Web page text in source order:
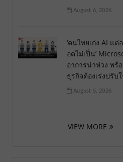
August 6, 2026
‘คนไทยเก่ง AI แต่
อดไม่เป็น’
อาการน่าห่วง พร้
ธุรกิจต้องเร่งปรับ
August 5, 2026
VIEW MORE